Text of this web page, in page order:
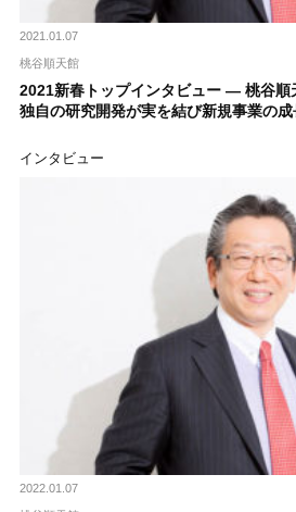
2021.01.07
桃谷順天館
2021新春トップインタビュー ― 桃谷
独自の研究開発が実を結び新規事業の
インタビュー
2022.01.07